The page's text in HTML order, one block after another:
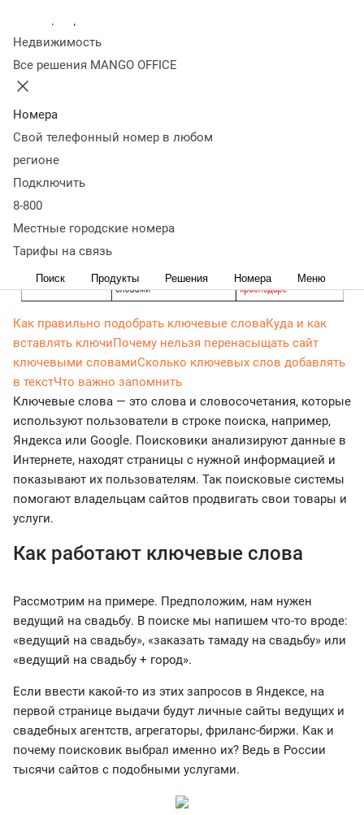
Недвижимость
Все решения MANGO OFFICE
Номера
Свой телефонный номер в любом
регионе
Подключить
8-800
Местные городские номера
Тарифы на связь
Поиск Продукты Решения Номера Меню
Как правильно подобрать ключевые словаКуда и как
вставлять ключиПочему нельзя перенасыщать сайт
ключевыми словамиСколько ключевых слов добавлять
в текстЧто важно запомнить
Ключевые слова — это слова и словосочетания, которые
используют пользователи в строке поиска, например,
Яндекса или Google. Поисковики анализируют данные в
Интернете, находят страницы с нужной информацией и
показывают их пользователям. Так поисковые системы
помогают владельцам сайтов продвигать свои товары и
услуги.
Как работают ключевые слова
Рассмотрим на примере. Предположим, нам нужен
ведущий на свадьбу. В поиске мы напишем что-то вроде:
«ведущий на свадьбу», «заказать тамаду на свадьбу» или
«ведущий на свадьбу + город».
Если ввести какой-то из этих запросов в Яндексе, на
первой странице выдачи будут личные сайты ведущих и
свадебных агентств, агрегаторы, фриланс-биржи. Как и
почему поисковик выбрал именно их? Ведь в России
тысячи сайтов с подобными услугами.